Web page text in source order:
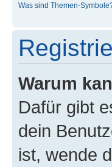
Was sind Themen-
Warum
Dafür gibt
dein
ist, wende